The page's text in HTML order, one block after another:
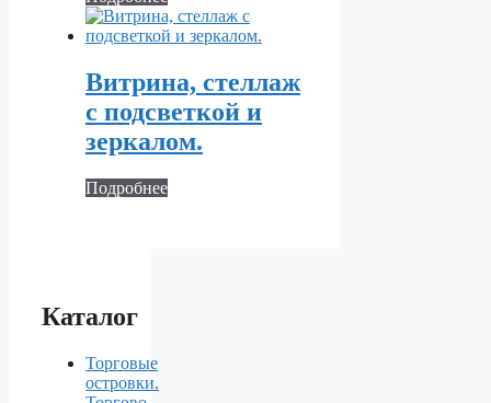
Витрина, стеллаж
с подсветкой и
зеркалом.
Подробнее
Каталог
Торговые
островки.